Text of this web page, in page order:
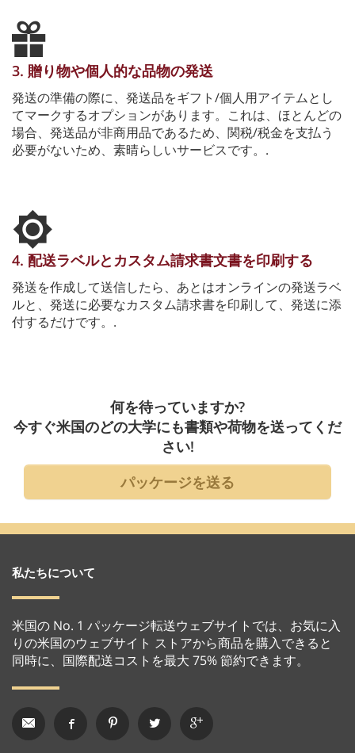
3. 贈り物や個人的な品物の発送
発送の準備の際に、発送品をギフト/個人用アイテムとし
てマークするオプションがあります。これは、ほとんどの
場合、発送品が非商用品であるため、関税/税金を支払う
必要がないため、素晴らしいサービスです。.
4. 配送ラベルとカスタム請求書文書を印刷する
発送を作成して送信したら、あとはオンラインの発送ラベ
ルと、発送に必要なカスタム請求書を印刷して、発送に添
付するだけです。.
何を待っていますか?
今すぐ米国のどの大学にも書類や荷物を送ってくだ
さい!
パッケージを送る
私たちについて
米国の No. 1 パッケージ転送ウェブサイトでは、お気に入
りの米国のウェブサイト ストアから商品を購入できると
同時に、国際配送コストを最大 75% 節約できます。